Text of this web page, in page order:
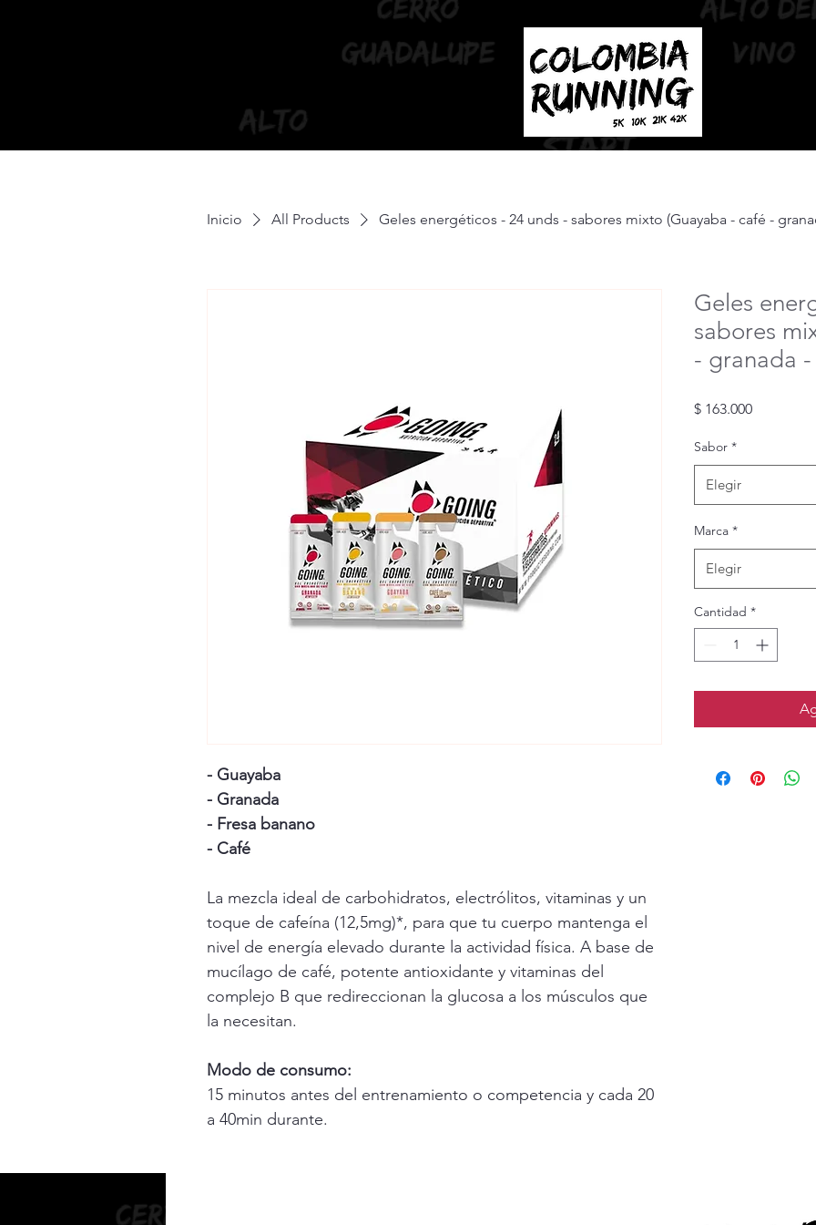
Inicio All Products Geles energéticos - 24 unds - sabores mixto (Guayaba - café -
- Guayaba
- Granada
- Fresa banano
- Café
La mezcla ideal de carbohidratos, electrólitos, vitaminas y un
toque de cafeína (12,5mg)*, para que tu cuerpo mantenga el
nivel de energía elevado durante la actividad física. A base de
mucílago de café, potente antioxidante y vitaminas del
complejo B que redireccionan la glucosa a los músculos que
la necesitan.
Modo de consumo:
15 minutos antes del entrenamiento o competencia y cada 20
a 40min durante.
Geles
sabores
- granada
$ 163.000Precio
Sabor *
Elegir
Marca *
Elegir
Cantidad *